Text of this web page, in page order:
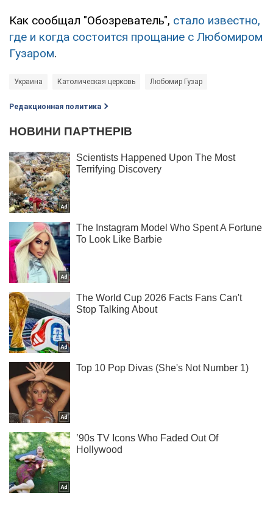
Как сообщал "Обозреватель", стало известно,
где и когда состоится прощание с Любомиром
Гузаром.
Украина Католическая церковь Любомир Гузар
Редакционная политика